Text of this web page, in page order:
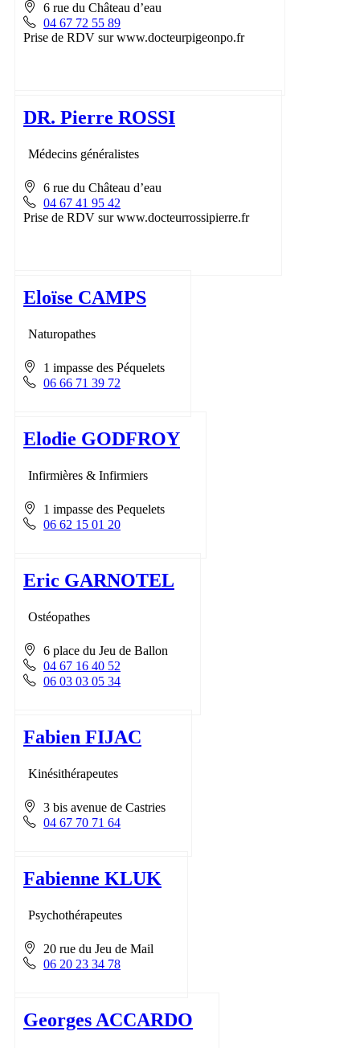
6 rue du Château d’eau
04 67 72 55 89
Prise de RDV sur www.docteurpigeonpo.fr
DR. Pierre ROSSI
Médecins généralistes
6 rue du Château d’eau
04 67 41 95 42
Prise de RDV sur www.docteurrossipierre.fr
Eloïse CAMPS
Naturopathes
1 impasse des Péquelets
06 66 71 39 72
Elodie GODFROY
Infirmières & Infirmiers
1 impasse des Pequelets
06 62 15 01 20
Eric GARNOTEL
Ostéopathes
6 place du Jeu de Ballon
04 67 16 40 52
06 03 03 05 34
Fabien FIJAC
Kinésithérapeutes
3 bis avenue de Castries
04 67 70 71 64
Fabienne KLUK
Psychothérapeutes
20 rue du Jeu de Mail
06 20 23 34 78
Georges ACCARDO